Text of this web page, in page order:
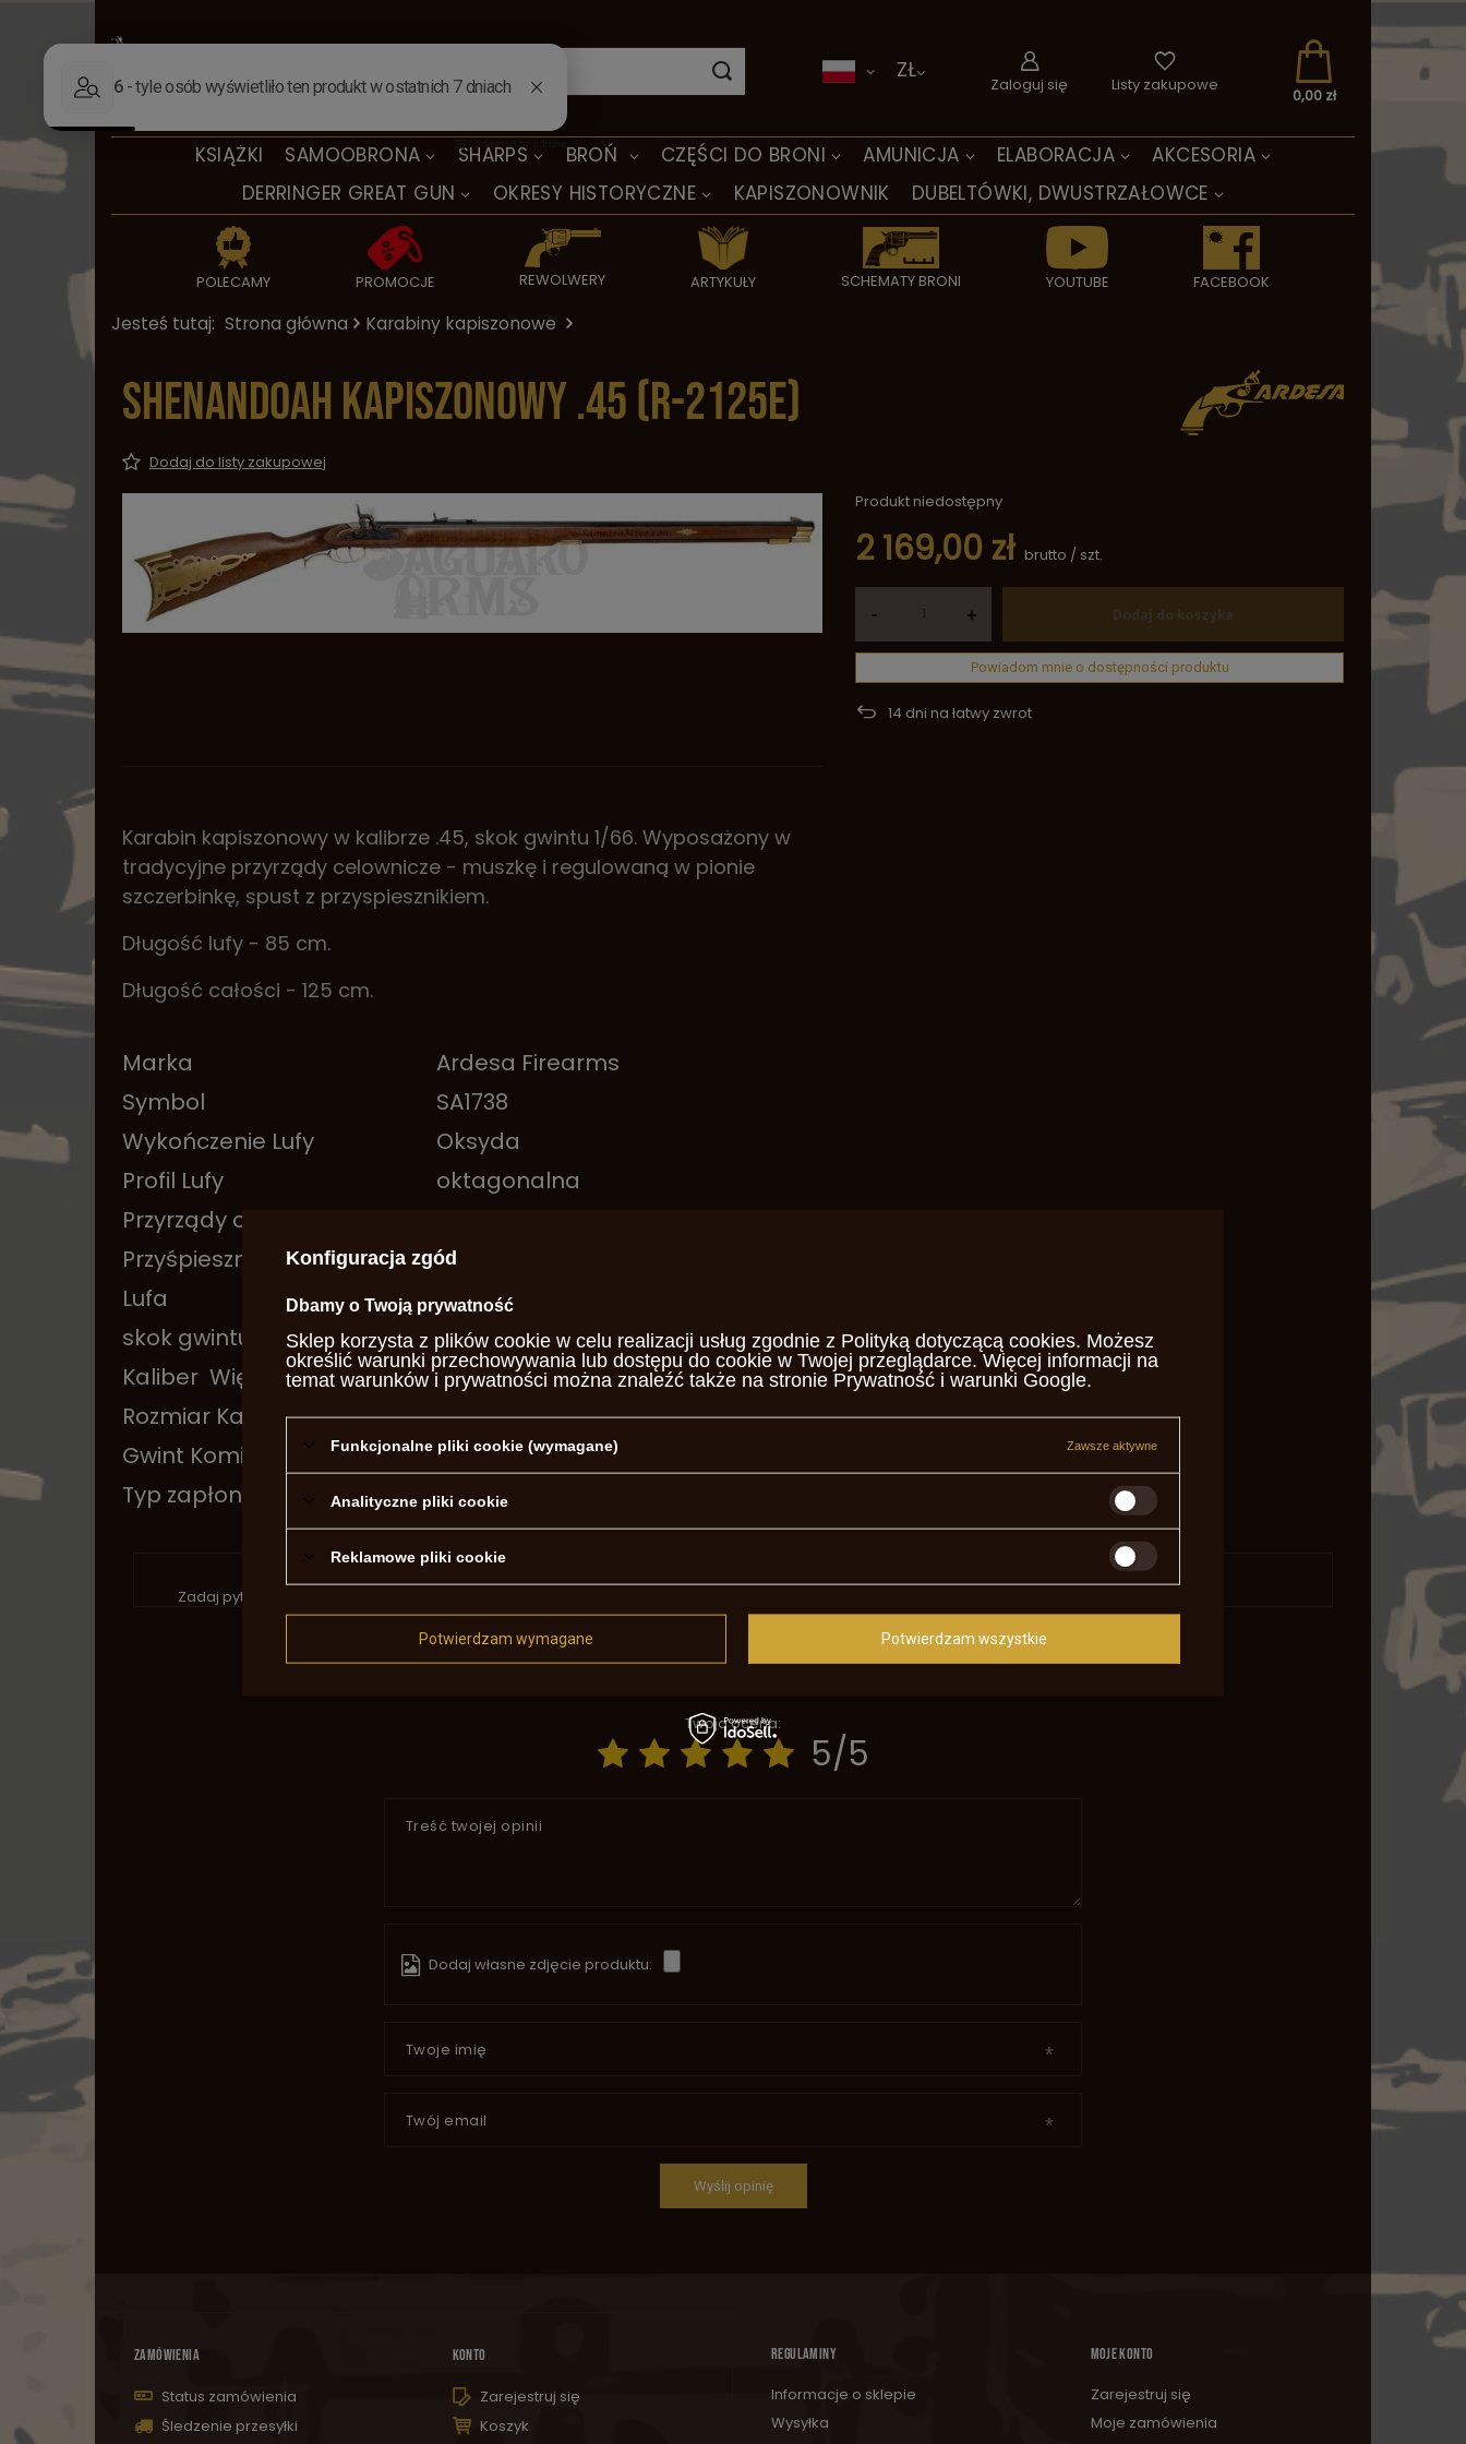
KSIĄŻKI SAMOOBRONA SHARPS BROŃ CZĘŚCI DO BRONI AMUNICJA ELABORACJA
AKCESORIA
DERRINGER GREAT GUN
OKRESY HISTORYCZNE KAPISZONOWNIK DUBELTÓWKI, DWUSTRZAŁOWCE
POLECAMY PROMOCJE REWOLWERY ARTYKUŁY SCHEMATY BRONI YOUTUBE FACEBOOK
ZŁ
Zaloguj się Listy zakupowe
0,00 zł
Jesteś tutaj: Strona główna Karabiny kapiszonowe
Shenandoah kapiszonowy .45 (R-2125E)
Dodaj do listy zakupowej
Produkt niedostępny
2 169,00 zł brutto / szt.
- + Dodaj do koszyka
Powiadom mnie o dostępności produktu
14 dni na łatwy zwrot
Karabin kapiszonowy w kalibrze .45, skok gwintu 1/66. Wyposażony w
tradycyjne przyrządy celownicze - muszkę i regulowaną w pionie
szczerbinkę, spust z przyspiesznikiem.
Długość lufy - 85 cm.
Długość całości - 125 cm.
Marka
Ardesa Firearms
Symbol
SA1738
Wykończenie Lufy
Oksyda
Profil Lufy
oktagonalna
Przyrządy celownicze
Przyśpiesznik
Nie
Lufa
Gwintowana
skok gwintu
1 - 66
Kaliber Więcej
.45
Rozmiar Kapiszona
4mm
Gwint Kominka
M6x1
Typ zapłonu
kapiszonowy
Potrzebujesz pomocy? Masz pytania?
Zadaj pytanie a my odpowiemy niezwłocznie, najciekawsze pytania i odpowiedzi publikując dla innych.
Zadaj pytanie
Twoja ocena:
5/5
Treść twojej opinii
Dodaj własne zdjęcie produktu:
Twoje imię
Twój email
Wyślij opinię
ZAMÓWIENIA
Status zamówienia
Śledzenie przesyłki
KONTO
Zarejestruj się
Koszyk
REGULAMINY
Informacje o sklepie
Wysyłka
MOJE KONTO
Zarejestruj się
Moje zamówienia
Konfiguracja zgód
Dbamy o Twoją prywatność
Sklep korzysta z plików cookie w celu realizacji usług zgodnie z Polityką dotyczącą cookies. Możesz
określić warunki przechowywania lub dostępu do cookie w Twojej przeglądarce. Więcej informacji na
temat warunków i prywatności można znaleźć także na stronie Prywatność i warunki Google.
Funkcjonalne pliki cookie (wymagane) Zawsze aktywne
Analityczne pliki cookie
Reklamowe pliki cookie
Potwierdzam wymagane Potwierdzam wszystkie